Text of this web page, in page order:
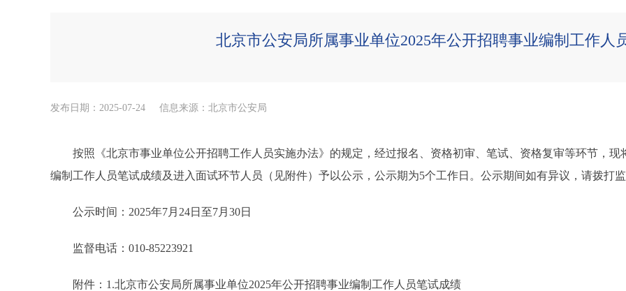
北京市公安局所属事业单位2025年公开招聘事业编制工作人
发布日期：2025-07-24 信息来源：北京市公安局
按照《北京市事业单位公开招聘工作人员实施办法》的规定，经过报名、资格初审、笔试、资格复审等环节，
编制工作人员笔试成绩及进入面试环节人员（见附件）予以公示，公示期为5个工作日。公示期间如有异议，请拨打监
公示时间：2025年7月24日至7月30日
监督电话：010-85223921
附件：1.北京市公安局所属事业单位2025年公开招聘事业编制工作人员笔试成绩